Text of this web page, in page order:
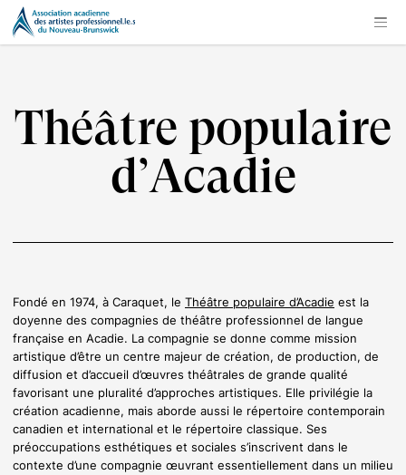
Théâtre populaire
d’Acadie
Fondé en 1974, à Caraquet, le Théâtre populaire d’Acadie est la
doyenne des compagnies de théâtre professionnel de langue
française en Acadie. La compagnie se donne comme mission
artistique d’être un centre majeur de création, de production, de
diffusion et d’accueil d’œuvres théâtrales de grande qualité
favorisant une pluralité d’approches artistiques. Elle privilégie la
création acadienne, mais aborde aussi le répertoire contemporain
canadien et international et le répertoire classique. Ses
préoccupations esthétiques et sociales s’inscrivent dans le
contexte d’une compagnie œuvrant essentiellement dans un milieu